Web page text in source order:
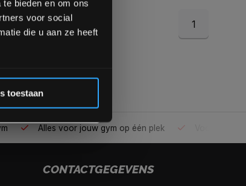
bieden en om ons
voor social
die u aan ze heeft
toestaan
1
Alles voor jouw gym op één plek
CONTACTGEGEVENS
Inschrijven